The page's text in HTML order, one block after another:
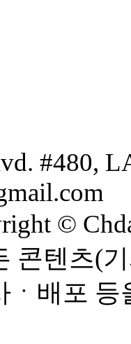
#480,
©
콘텐츠(
ㆍ배포 등